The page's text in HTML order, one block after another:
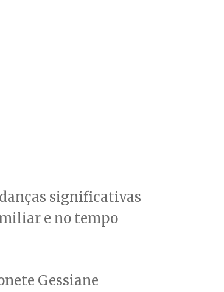
significativas
e no tempo
Gessiane